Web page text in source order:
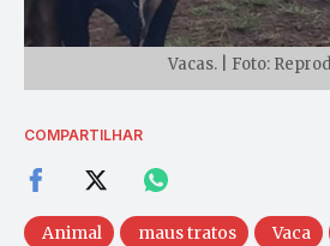
Vacas. | Foto:
COMPARTILHAR
Animal maus tratos Vaca